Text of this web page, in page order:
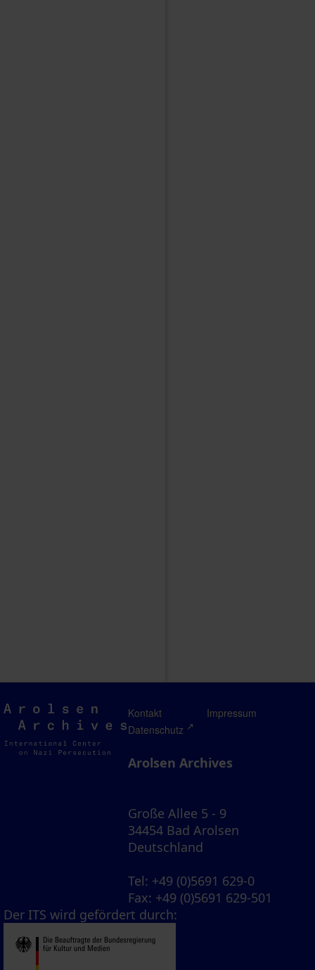
Arolsen
Archives
Kontakt
Impressum
Datenschutz
Arolsen Archives
Große Allee 5 - 9
34454 Bad Arolsen
Deutschland
Tel: +49 (0)5691 629-0
Fax: +49 (0)5691 629-501
Der ITS wird gefördert durch: